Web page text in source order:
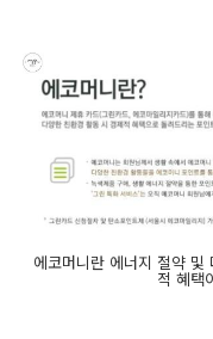
에코머니란 에너지 절약
적 혜택